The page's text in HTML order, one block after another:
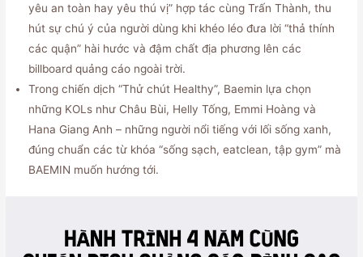
yêu an toàn hay yêu thú vị” hợp tác cùng Trấn Thành, thu
hút sự chú ý của người dùng khi khéo léo đưa lời “thả thính
các quận” hài hước và đậm chất địa phương lên các
billboard quảng cáo ngoài trời.
Trong chiến dịch “Thử chút Healthy”, Baemin lựa chọn
những KOLs như Châu Bùi, Helly Tống, Emmi Hoàng và
Hana Giang Anh – những người nổi tiếng với lối sống xanh,
đúng chuẩn các từ khóa “sống sạch, eatclean, tập gym” mà
BAEMIN muốn hướng tới.